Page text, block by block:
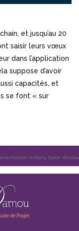
et jusqu’au 20
saisir leurs vœux
dans l’application
suppose d’avoir
capacités, et
se font « sur
,orientation Antony,Salon